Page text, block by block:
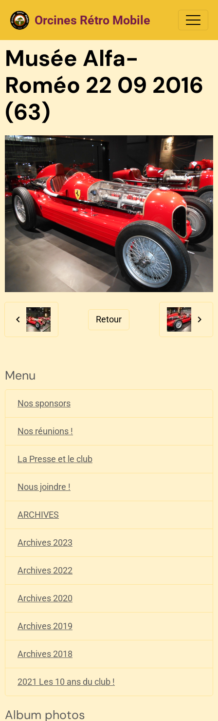
Orcines Rétro Mobile
Musée Alfa-
Roméo 22 09 2016
(63)
Retour
Menu
Nos sponsors
Nos réunions !
La Presse et le club
Nous joindre !
ARCHIVES
Archives 2023
Archives 2022
Archives 2020
Archives 2019
Archives 2018
2021 Les 10 ans du club !
Album photos